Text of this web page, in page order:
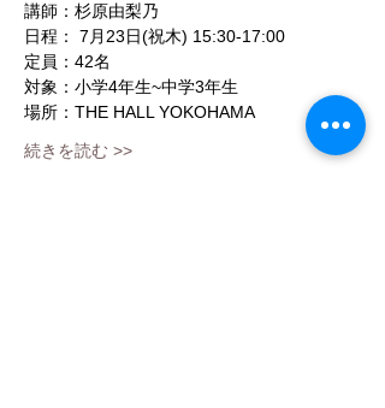
講師：杉原由梨乃
日程： 7月23日(祝木) 15:30-17:00
定員：42名
対象：小学4年生~中学3年生
場所：THE HALL YOKOHAMA
続きを読む >>